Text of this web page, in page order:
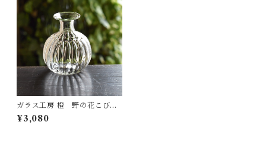
ガラス工房 橙 野の花こびん
（丸・しのぎ）
¥3,080